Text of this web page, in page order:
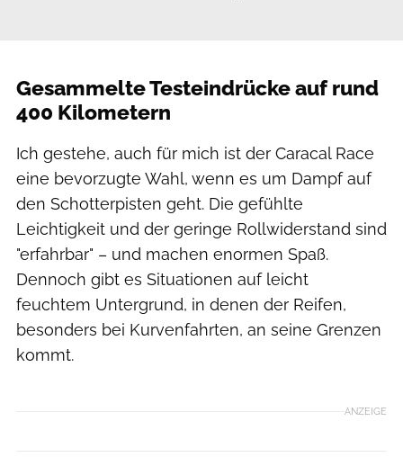
Gesammelte Testeindrücke auf rund
400 Kilometern
Ich gestehe, auch für mich ist der Caracal Race
eine bevorzugte Wahl, wenn es um Dampf auf
den Schotterpisten geht. Die gefühlte
Leichtigkeit und der geringe Rollwiderstand sind
"erfahrbar" – und machen enormen Spaß.
Dennoch gibt es Situationen auf leicht
feuchtem Untergrund, in denen der Reifen,
besonders bei Kurvenfahrten, an seine Grenzen
kommt.
ANZEIGE